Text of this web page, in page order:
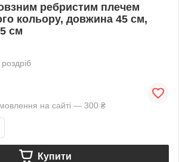
ребристим плечем
кольору, довжина 45 см,
см
на сайті — 300 ₴
Купити